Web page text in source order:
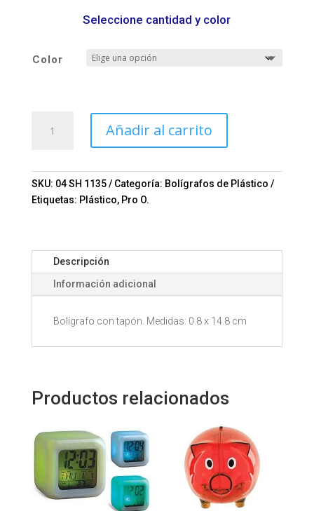
Seleccione cantidad y color
Color
BOLíGRAFO
SLIM
SH
1135
Añadir al carrito
SKU: 04 SH 1135 Categoría: Bolígrafos de Plástico
Etiquetas: Plástico, Pro O.
Descripción
Información adicional
Bolígrafo con tapón. Medidas: 0.8 x 14.8 cm
Productos relacionados